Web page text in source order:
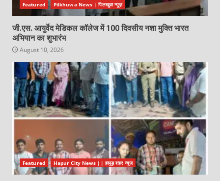
Featured Pilkhuwa News | पिलखुवा न्यूज़
जी.एस. आयुर्वेद मेडिकल कॉलेज में 100 दिवसीय नशा मुक्ति भारत
अभियान का शुभारंभ
August 10, 2026
Featured Hapur City News || हापुड़ शहर न्यूज़